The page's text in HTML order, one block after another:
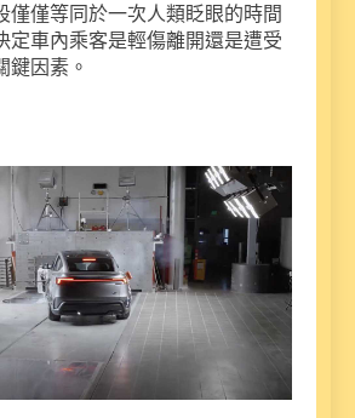
僅僅等同於一次人類眨眼的時間
定車內乘客是輕傷離開還是遭受
鍵因素。